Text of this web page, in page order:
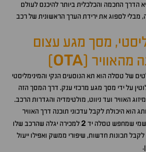
הדרך החכמה והכלכלית ביותר להיכנס לעולם
מבלי לספוג את ירידת הערך הראשונית של רכב
מסך מגע עצום
מהאוויר ( OTA
של טסלה הוא תא הנוסעים הנקי והמינימליסטי
על ידי מסך מגע מרכזי ענק. דרך המסך הזה
האוויר ועד ניווט, מולטימדיה והגדרות הרכב.
הוא היכולת לקבל עדכוני תוכנה דרך האוויר
שמחפש טסלה יד 2למכירה יגלה שהרכב שלו
תכונות חדשות, שיפורי ממשק ואפילו ייעול